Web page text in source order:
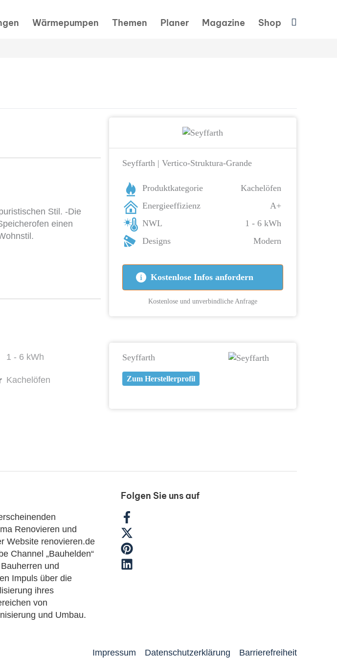
Wärmepumpen Themen Planer Magazine Shop Suchen
Stil. -Die
einen
1 - 6 kWh
Kachelöfen
Seyffarth | Vertico-Struktura-Grande
Produktkategorie
Kachelöfen
Energieeffizienz
A+
NWL
1 - 6 kWh
Designs
Modern
Kostenlose Infos anfordern
Kostenlose und unverbindliche Anfrage
Seyffarth
Zum Herstellerprofil
Renovieren und
Website renovieren.de
Channel „Bauhelden“
und
Impuls über die
ihres
von
und Umbau.
Folgen Sie uns auf
Impressum Datenschutzerklärung Barrierefreiheit